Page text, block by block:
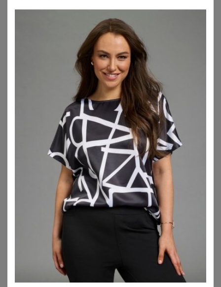
Bluse aus reiner Viskose - terrakotta - Gr. 19 von Goldner Fashion
ATELIER GOLDNER
Elegante Bluse aus Chiffon - grün - Gr. 19 von Goldner Fashion
29,95
ZU
LAURA TORELLI PLUS ANISTON PLUS
Schlupfbluse
SHEEGO